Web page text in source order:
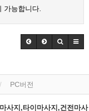
가능합니다.
PC버전
사지,타이마사지,건전마사